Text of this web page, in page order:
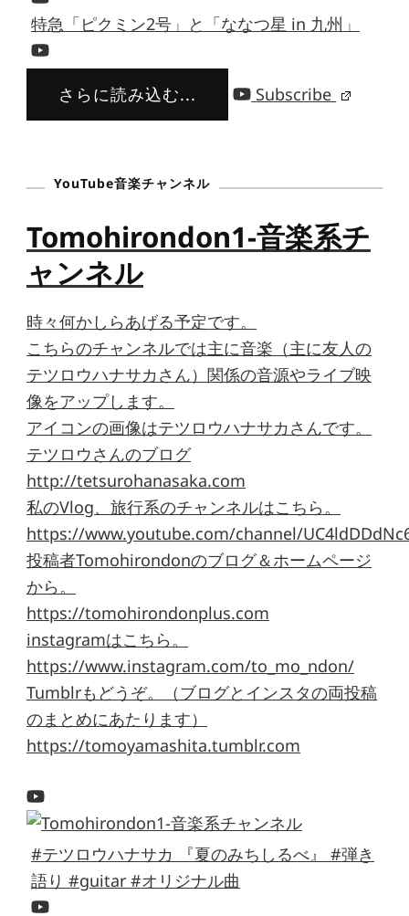
特急「ピクミン2号」と「ななつ星 in 九州」
さらに読み込む... Subscribe
YouTube音楽チャンネル
Tomohirondon1-音楽系チ
ャンネル
時々何かしらあげる予定です。
こちらのチャンネルでは主に音楽（主に友人の
テツロウハナサカさん）関係の音源やライブ映
像をアップします。
アイコンの画像はテツロウハナサカさんです。
テツロウさんのブログ
http://tetsurohanasaka.com
私のVlog、旅行系のチャンネルはこちら。
https://www.youtube.com/channel/
投稿者Tomohirondonのブログ＆ホームページ
から。
https://tomohirondonplus.com
instagramはこちら。
https://www.instagram.com/to_mo_ndon/
Tumblrもどうぞ。（ブログとインスタの両投稿
のまとめにあたります）
https://tomoyamashita.tumblr.com
#テツロウハナサカ 『夏のみちしるべ』 #弾き
語り #guitar #オリジナル曲